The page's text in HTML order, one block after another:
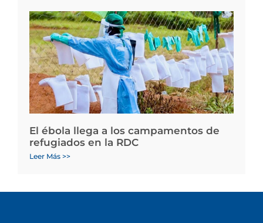
El ébola llega a los campamentos de
refugiados en la RDC
Leer Más >>